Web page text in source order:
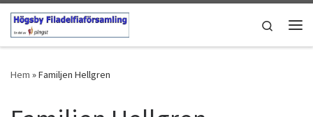
Hoppa till innehåll
Search
Hem »Familjen Hellgren